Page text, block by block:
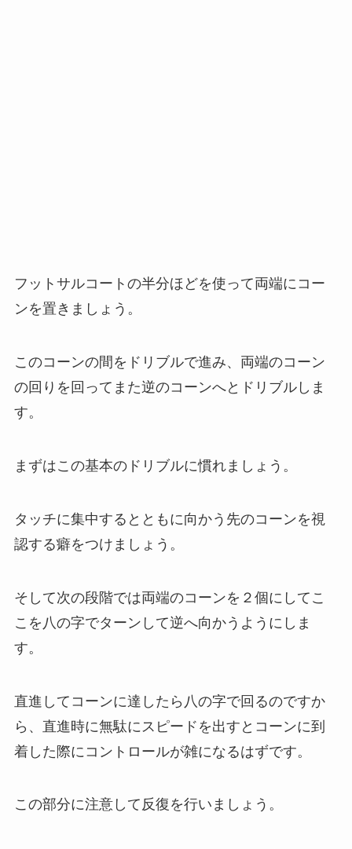
フットサルコートの半分ほどを使って両端にコー
ンを置きましょう。
このコーンの間をドリブルで進み、両端のコーン
の回りを回ってまた逆のコーンへとドリブルしま
す。
まずはこの基本のドリブルに慣れましょう。
タッチに集中するとともに向かう先のコーンを視
認する癖をつけましょう。
そして次の段階では両端のコーンを２個にしてこ
こを八の字でターンして逆へ向かうようにしま
す。
直進してコーンに達したら八の字で回るのですか
ら、直進時に無駄にスピードを出すとコーンに到
着した際にコントロールが雑になるはずです。
この部分に注意して反復を行いましょう。